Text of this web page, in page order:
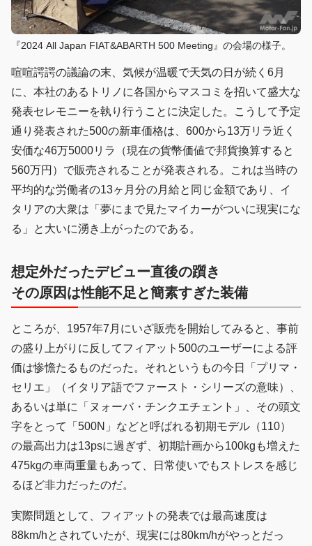
『2024 All Japan FIAT&ABARTH 500 Meeting』の会場の様子。
喧喧諤諤の議論の末、気候が温暖で天気の日が続く6月
に、本社のあるトリノに各国からマスコミを招いて盛大な
発表セレモニーを執り行うことに決定した。こうして予定
通り発表された500の新車価格は、600から13万リラ近く
安価な46万5000リラ（現在の貨幣価値で邦貨換算すると
560万円）で販売されることが発表される。これは当時の
平均的な労働者の13ヶ月分の月給と同じ金額であり、イ
タリアの大衆は「夢にまで見たマイカーがついに現実にな
る」と大いに湧き上がったのである。
想定外だったデビュー直後の躓き
その原因は性能不足と簡素すぎた装備
ところが、1957年7月にいざ販売を開始してみると、事前
の盛り上がりに反してフィアット500のユーザーによる評
価は惨憺たるものだった。それというもの今日「プリマ・
セリエ」（イタリア語でファースト・シリーズの意味）、
あるいは単に「ヌォーバ・チンクエチェント」、その頭文
字をとって「500N」などと呼ばれる初期モデル（110）
の最高出力は13psに過ぎず、初期計画から100kgも増えた
475kgの車両重量もあって、日常使いでもストレスを感じ
るほど非力だったのだ。
実際問題として、フィアットの発表では最高速度は
88km/hとされていたが、現実には80km/hがやっとだっ